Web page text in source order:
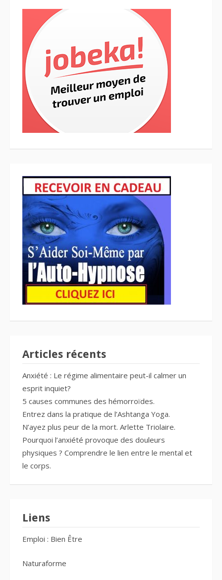
Articles récents
Anxiété : Le régime alimentaire peut-il calmer un
esprit inquiet?
5 causes communes des hémorroïdes.
Entrez dans la pratique de l’Ashtanga Yoga.
N’ayez plus peur de la mort. Arlette Triolaire.
Pourquoi l’anxiété provoque des douleurs
physiques ? Comprendre le lien entre le mental et
le corps.
Liens
Emploi : Bien Être
Naturaforme